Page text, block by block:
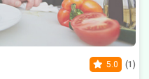
5.0 (1)